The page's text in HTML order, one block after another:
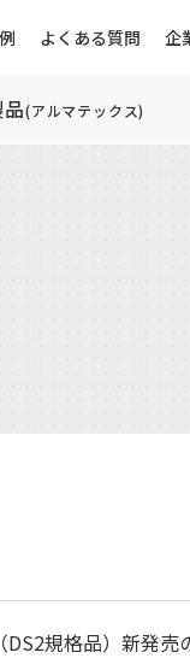
よくある質問 企
(アルマテックス)
規格品）新発売